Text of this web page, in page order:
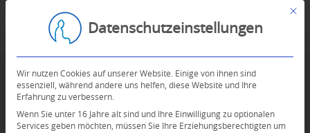
Mit
Datenschutzeinstellungen
Wir nutzen Cookies auf unserer Website. Einige von ihnen sind
essenziell, während andere uns helfen, diese Website und Ihre
Erfahrung zu verbessern.
Wenn Sie unter 16 Jahre alt sind und Ihre Einwilligung zu optionalen
Services geben möchten, müssen Sie Ihre Erziehungsberechtigten um